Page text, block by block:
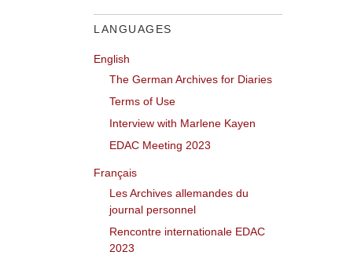
LANGUAGES
English
The German Archives for Diaries
Terms of Use
Interview with Marlene Kayen
EDAC Meeting 2023
Français
Les Archives allemandes du
journal personnel
Rencontre internationale EDAC
2023